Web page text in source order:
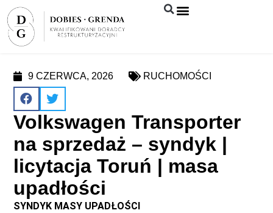
9 CZERWCA, 2026 RUCHOMOŚCI
Volkswagen Transporter
na sprzedaż – syndyk |
licytacja Toruń | masa
upadłości
SYNDYK MASY UPADŁOŚCI